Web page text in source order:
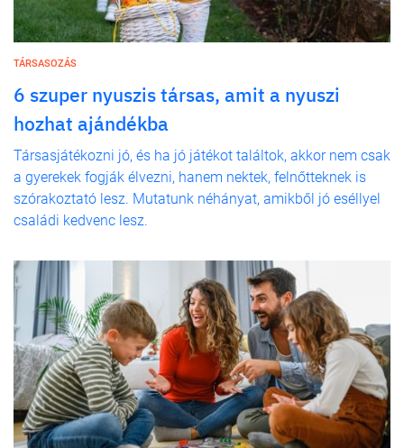
TÁRSASOZÁS
6 szuper nyuszis társas, amit a nyuszi
hozhat ajándékba
Társasjátékozni jó, és ha jó játékot találtok, akkor nem csak
a gyerekek fogják élvezni, hanem nektek, felnőtteknek is
szórakoztató lesz. Mutatunk néhányat, amikből jó eséllyel
családi kedvenc lesz.